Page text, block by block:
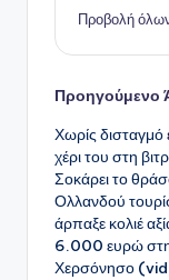
Προβολή
Προηγούμενο
Χωρίς δισταγμό
χέρι του στη
Σοκάρει το
Ολλανδού
άρπαξε κολιέ
6.000 ευρώ
Χερσόνησο